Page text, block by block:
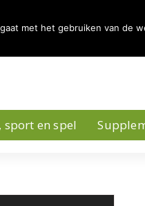
sport en spel
met het gebruiken van de